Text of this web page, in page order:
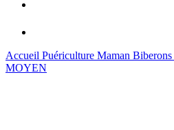
Accueil Puériculture Maman Biberons
MOYEN